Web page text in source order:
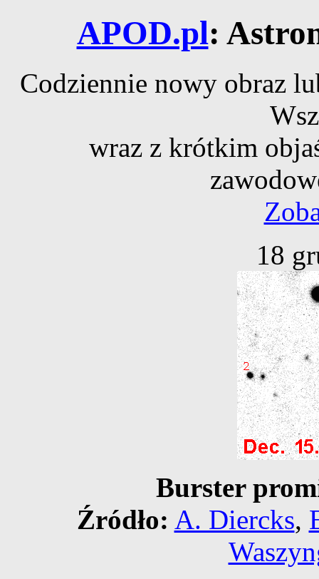
APOD.pl:
Codziennie nowy obraz
wraz z krótkim
18
Burster
Źródło: A. Diercks,